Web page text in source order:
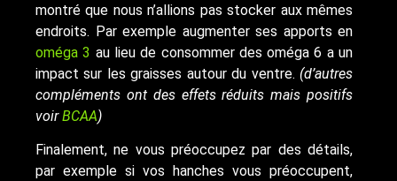
montré que nous n’allions pas stocker aux mêmes
endroits. Par exemple augmenter ses apports en
oméga 3 au lieu de consommer des oméga 6 a un
impact sur les graisses autour du ventre. (d’autres
compléments ont des effets réduits mais positifs
voirBCAA)
Finalement, ne vous préoccupez par des détails,
par exemple si vos hanches vous préoccupent,